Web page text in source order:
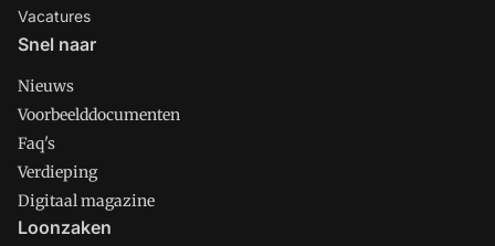
Vacatures
Snel naar
Nieuws
Voorbeelddocumenten
Faq's
Verdieping
Digitaal magazine
Loonzaken